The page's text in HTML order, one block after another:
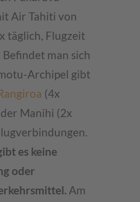
Air Tahiti von
täglich, Flugzeit
Befindet man sich
Archipel gibt
(4x
Manihi (2x
es keine
oder
Am